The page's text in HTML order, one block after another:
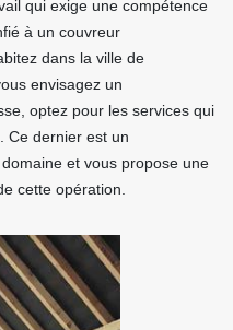
qui exige une compétence
à un couvreur
dans la ville de
envisagez un
optez pour les services qui
Ce dernier est un
et vous propose une
cette opération.